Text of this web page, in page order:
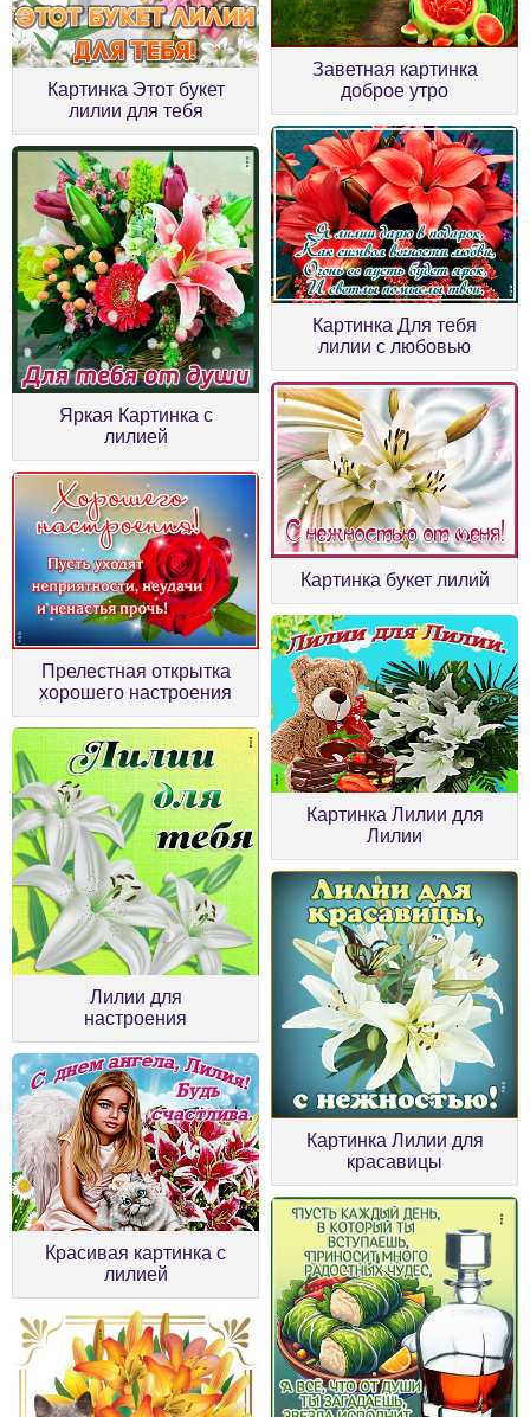
Картинка Этот букет
лилии для тебя
Заветная картинка
доброе утро
Яркая Картинка с
лилией
Картинка Для тебя
лилии с любовью
Прелестная открытка
хорошего настроения
Картинка букет лилий
Лилии для
настроения
Картинка Лилии для
Лилии
Красивая картинка с
лилией
Картинка Лилии для
красавицы